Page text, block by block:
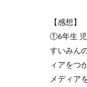
【感想】
①6年生
すいみん
ィアをつ
メディア